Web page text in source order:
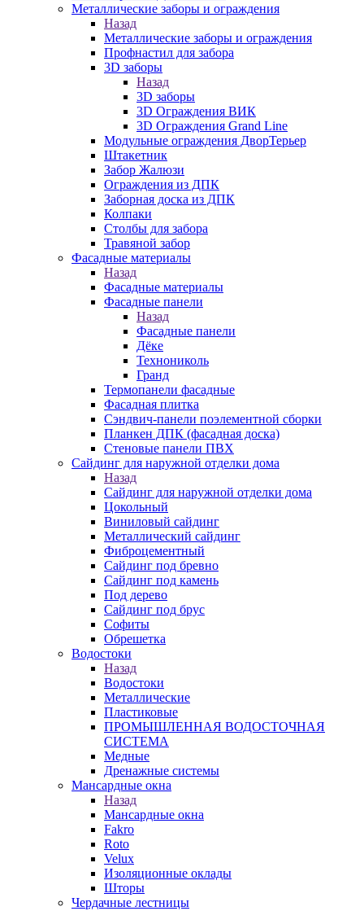
Металлические заборы и ограждения
Назад
Металлические заборы и ограждения
Профнастил для забора
3D заборы
Назад
3D заборы
3D Ограждения ВИК
3D Ограждения Grand Line
Модульные ограждения ДворТерьер
Штакетник
Забор Жалюзи
Ограждения из ДПК
Заборная доска из ДПК
Колпаки
Столбы для забора
Травяной забор
Фасадные материалы
Назад
Фасадные материалы
Фасадные панели
Назад
Фасадные панели
Дёке
Технониколь
Гранд
Термопанели фасадные
Фасадная плитка
Сэндвич-панели поэлементной сборки
Планкен ДПК (фасадная доска)
Стеновые панели ПВХ
Сайдинг для наружной отделки дома
Назад
Сайдинг для наружной отделки дома
Цокольный
Виниловый сайдинг
Металлический сайдинг
Фиброцементный
Сайдинг под бревно
Сайдинг под камень
Под дерево
Сайдинг под брус
Софиты
Обрешетка
Водостоки
Назад
Водостоки
Металлические
Пластиковые
ПРОМЫШЛЕННАЯ ВОДОСТОЧНАЯ
СИСТЕМА
Медные
Дренажные системы
Мансардные окна
Назад
Мансардные окна
Fakro
Roto
Velux
Изоляционные оклады
Шторы
Чердачные лестницы